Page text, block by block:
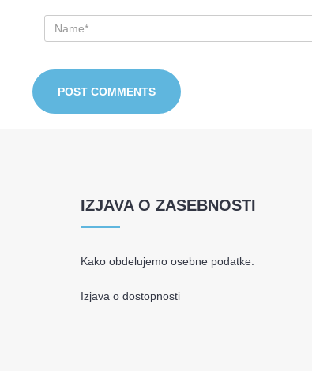
IZJAVA O ZASEBNOSTI
Kako obdelujemo osebne podatke.
Izjava o dostopnosti